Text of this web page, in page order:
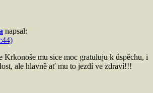
napsal:
Krkonoše mu sice moc gratuluju k úspěchu, i
ale hlavně ať mu to jezdí ve zdraví!!!